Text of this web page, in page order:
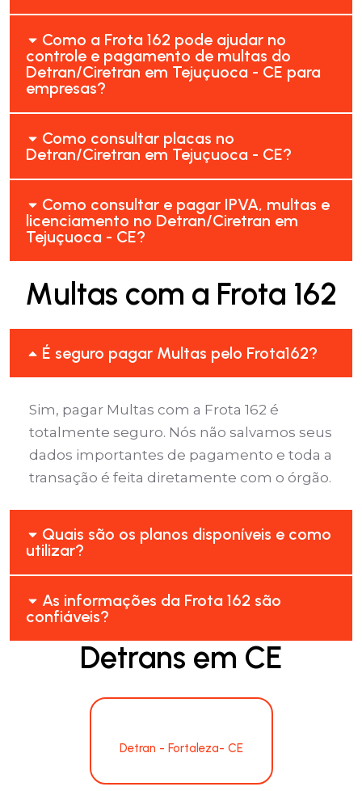
Como a Frota 162 pode ajudar no
controle e pagamento de multas do
Detran/Ciretran em Tejuçuoca - CE para
empresas?
Como consultar placas no
Detran/Ciretran em Tejuçuoca - CE?
Como consultar e pagar IPVA, multas e
licenciamento no Detran/Ciretran em
Tejuçuoca - CE?
Multas com a Frota 162
É seguro pagar Multas pelo Frota162?
Sim, pagar Multas com a Frota 162 é
totalmente seguro. Nós não salvamos seus
dados importantes de pagamento e toda a
transação é feita diretamente com o órgão.
Quais são os planos disponíveis e como
utilizar?
As informações da Frota 162 são
confiáveis?
Detrans em CE
Detran - Fortaleza- CE